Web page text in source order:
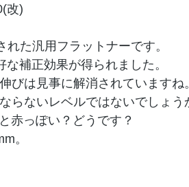
改)
た汎用フラットナーです。
補正効果が得られました。
びは見事に解消されていますね
らないレベルではないでしょう
赤っぽい？どうです？
。